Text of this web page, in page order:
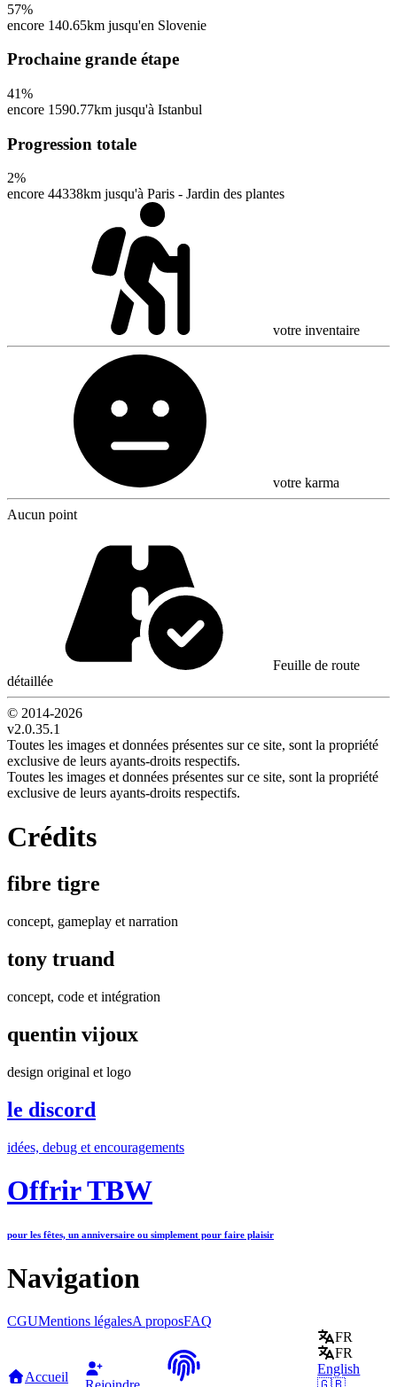
57%
encore 140.65km jusqu'en Slovenie
Prochaine grande étape
41%
encore 1590.77km jusqu'à Istanbul
Progression totale
2%
encore 44338km jusqu'à Paris - Jardin des plantes
votre inventaire
votre karma
Aucun point
Feuille de route
détaillée
Accueil
FR
FR
English
© 2014-2026
v2.0.35.1
Toutes les images et données présentes sur ce site, sont la propriété
exclusive de leurs ayants-droits respectifs.
Toutes les images et données présentes sur ce site, sont la propriété
exclusive de leurs ayants-droits respectifs.
Crédits
fibre tigre
concept, gameplay et narration
tony truand
concept, code et intégration
quentin vijoux
design original et logo
le discord
idées, debug et encouragements
Offrir TBW
pour les fêtes, un anniversaire ou simplement pour faire plaisir
Navigation
CGUMentions légalesA proposFAQ